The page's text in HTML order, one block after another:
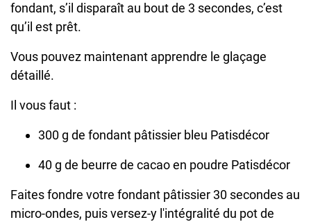
fondant, s’il disparaît au bout de 3 secondes, c’est
qu’il est prêt.
Vous pouvez maintenant apprendre le glaçage
détaillé.
Il vous faut :
300 g de fondant pâtissier bleu Patisdécor
40 g de beurre de cacao en poudre Patisdécor
Faites fondre votre fondant pâtissier 30 secondes au
micro-ondes, puis versez-y l'intégralité du pot de